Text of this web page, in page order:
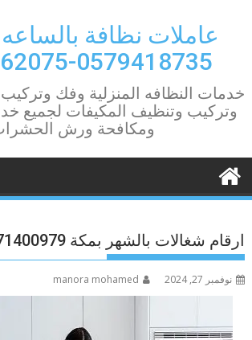
contentعاملات نظافة
0579418735-0549362075
خدمات النظافه المنزلية وفك وتركيب
وتركيب وتنظيف المكيفات لجميع
ومكافحة ورش
ارقام شغالات بالشهر بمكة 0571400979
نوفمبر 27, 2024 manora mohamed